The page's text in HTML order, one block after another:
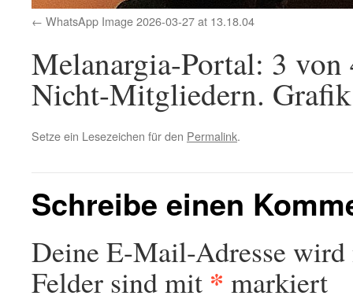
WhatsApp Image 2026-03-27 at 13.18.04
Melanargia-Portal: 3 von
Nicht-Mitgliedern.
Setze ein Lesezeichen für den Permalink.
Schreibe einen
Deine E-Mail-Adresse
Felder sind mit * markiert